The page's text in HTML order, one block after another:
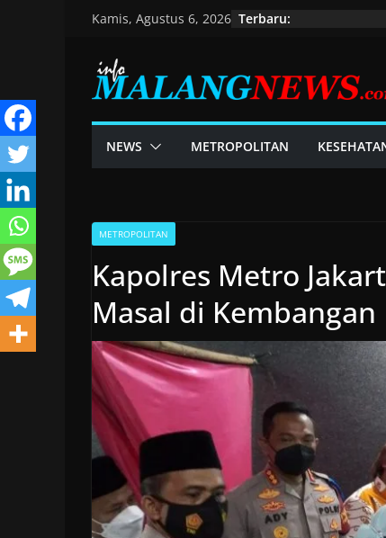
content
Kamis, Agustus 6, 2026 Terbaru:
NEWS METROPOLITAN
METROPOLITAN
Kapolres Metro
Masal di Kembangan